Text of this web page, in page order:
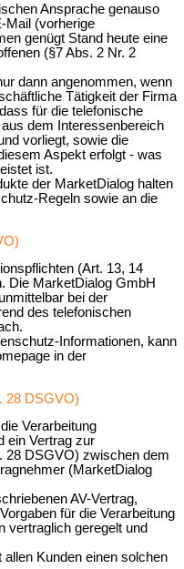
Ansprache genauso
(vorherige
genügt Stand heute eine
(§7 Abs. 2 Nr. 2
dann angenommen, wenn
Tätigkeit der Firma
für die telefonische
dem Interessenbereich
vorliegt, sowie die
Aspekt erfolgt ‐ was
ist.
der MarketDialog halten
Regeln sowie an die
(Art. 13, 14
Die MarketDialog GmbH
bei der
des telefonischen
Informationen, kann
in der
28 DSGVO)
Verarbeitung
ein Vertrag zur
28 DSGVO) zwischen dem
(MarketDialog
AV-Vertrag,
für die Verarbeitung
vertraglich geregelt und
Kunden einen solchen